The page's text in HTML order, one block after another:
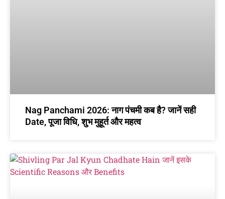
Nag Panchami 2026: नाग पंचमी कब है? जानें सही
Date, पूजा विधि, शुभ मुहूर्त और महत्व